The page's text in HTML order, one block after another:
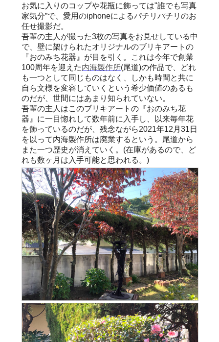
お気に入りのコップや花瓶に飾っては"誰でも写真
家気分”で、愛用のiphoneによるパチリパチリのお
任せ撮影だ。
吾輩の主人が撮った3枚の写真をお見せしている中
で、壁に架けられたオリジナルのブリキアートの
『おのみち花器』が目を引く。これは今年で創業
100周年を迎えた内海製作所(尾道)の作品で、どれ
も一つとして同じものはなく、しかも時間と共に
自ら文様を変容していくという希少価値のあるも
のだが、世間にはあまり知られていない。
吾輩の主人はこのブリキアートの『おのみち花
器』に一目惚れして数年前に入手し、以来毎年花
を飾っているのだが、残念ながら2021年12月31日
を以って内海製作所は廃業するという。尾道から
また一つ歴史が消えていく。(在庫があるので、ど
れも数ヶ月は入手可能と思われる。)